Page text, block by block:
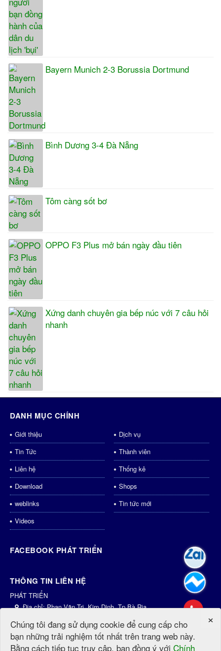
Bayern Munich 2-3 Borussia Dortmund
Bình Dương 3-4 Đà Nẵng
Tôm càng sốt bơ
OPPO F3 Plus mở bán ngày đầu tiên
Xứng danh chuyên gia bếp núc với 7 câu hỏi
nhanh
DANH MỤC CHÍNH
Giới thiệu
Dịch vụ
Tin Tức
Thành viên
Liên hệ
Thống kê
Download
Shops
weblinks
Tin tức mới
Videos
FACEBOOK PHÁT TRIỂN
THÔNG TIN LIÊN HỆ
PHÁT TRIỂN
Địa chỉ:Phan Văn Trị, Kim Dinh, Tp.Bà Rịa
Email:dichvu@phattrien.net
Website: http://phattrien.net http://PhátTriển.vn
×
Chúng tôi đang sử dụng cookie để cung cấp cho
bạn những trải nghiệm tốt nhất trên trang web này.
Bằng cách tiếp tục truy cập, bạn đồng ý với Chính